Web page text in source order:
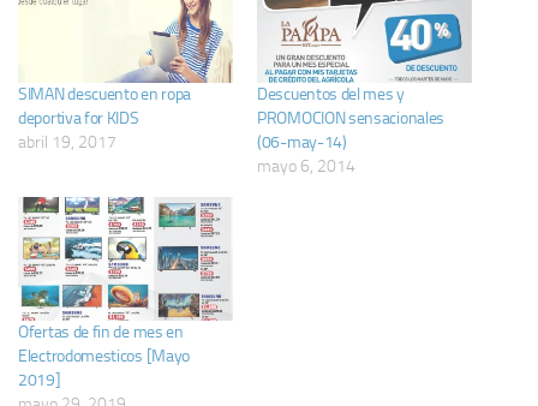
SIMAN descuento en ropa
deportiva for KIDS
abril 19, 2017
Descuentos del mes y
PROMOCION sensacionales
(06-may-14)
mayo 6, 2014
Ofertas de fin de mes en
Electrodomesticos [Mayo
2019]